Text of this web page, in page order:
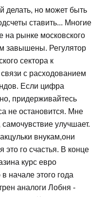
делать, но может быть
ставить... Многие
на рынке московского
завышены. Регулятор
сектора к
с расходованием
Если цифра
придерживайтесь
не остановится. Мне
улучшает.
внукам,они
это го счастья. В конце
курс евро
начале этого года
аналоги Лобня -